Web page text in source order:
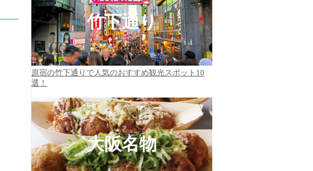
竹下通り
原宿の竹下通りで人気のおすすめ観光スポット10
選！
大阪名物